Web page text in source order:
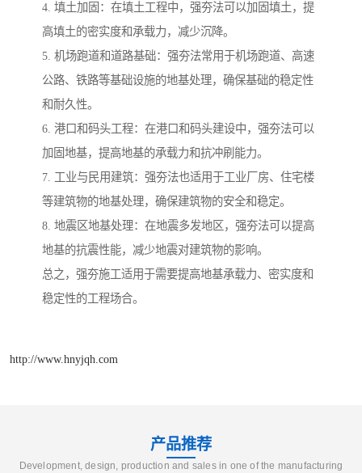
4. 填土加固：在填土工程中，强夯法可以加固填土，提
高填土的密实度和承载力，减少沉降。
5. 机场跑道和道路基础：强夯法常用于机场跑道、高速
公路、铁路等基础设施的地基处理，确保基础的稳定性
和耐久性。
6. 港口和码头工程：在港口和码头建设中，强夯法可以
加固地基，提高地基的承载力和抗冲刷能力。
7. 工业与民用建筑：强夯法也适用于工业厂房、住宅楼
等建筑物的地基处理，确保建筑物的安全和稳定。
8. 地震区地基处理：在地震多发地区，强夯法可以提高
地基的抗震性能，减少地震对建筑物的影响。
总之，强夯施工适用于需要提高地基承载力、密实度和
稳定性的工程场合。
http://www.hnyjqh.com
产品推荐
Development, design, production and sales in one of the manufacturing